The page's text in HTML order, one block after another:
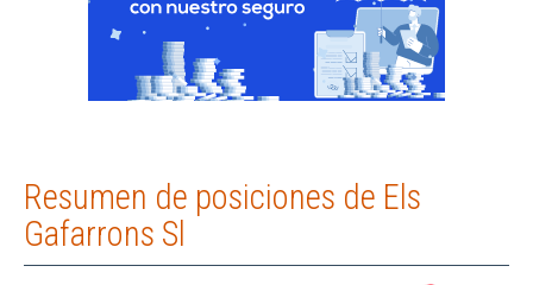
Resumen de posiciones de Els
Gafarrons Sl